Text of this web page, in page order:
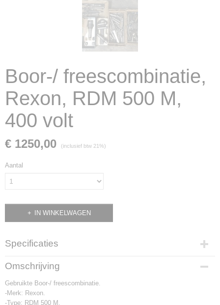
Boor-/ freescombinatie,
Rexon, RDM 500 M,
400 volt
€ 1250,00 (inclusief btw 21%)
Aantal
IN WINKELWAGEN
Specificaties
Productcode
2389
Omschrijving
Gebruikte Boor-/ freescombinatie.
-Merk: Rexon.
-Type: RDM 500 M.